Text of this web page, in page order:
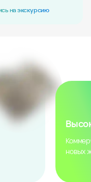
на экскурсию
новых